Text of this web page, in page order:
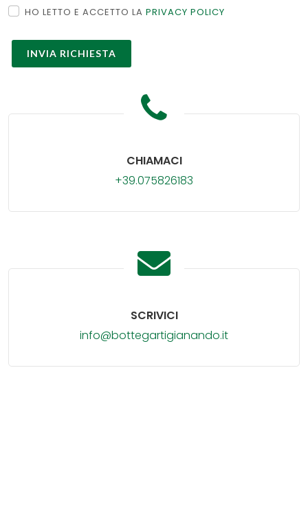
HO LETTO E ACCETTO LA PRIVACY POLICY
CHIAMACI
+39.075826183
SCRIVICI
info@bottegartigianando.it